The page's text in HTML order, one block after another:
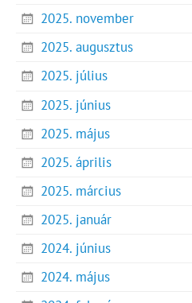
2025. november
2025. augusztus
2025. július
2025. június
2025. május
2025. április
2025. március
2025. január
2024. június
2024. május